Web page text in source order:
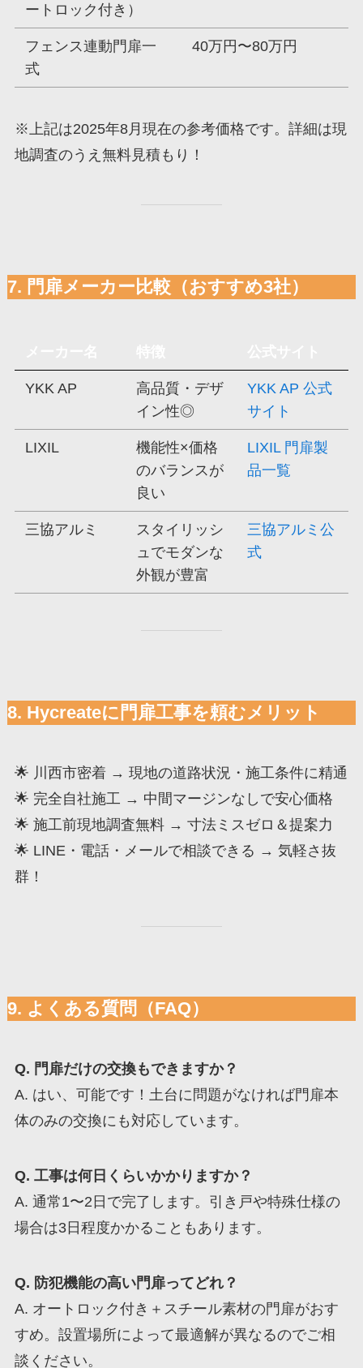
ートロック付き）
フェンス連動門扉一
式
40万円〜80万円
※上記は2025年8月現在の参考価格です。詳細は現
地調査のうえ無料見積もり！
7. 門扉メーカー比較（おすすめ3社）
YKK AP
高品質・デザ
イン性◎
YKK AP 公式
サイト
LIXIL
機能性×価格
のバランスが
良い
LIXIL 門扉製
品一覧
三協アルミ
スタイリッシ
ュでモダンな
外観が豊富
三協アルミ公
式
8. Hycreateに門扉工事を頼むメリット
🌟 川西市密着 → 現地の道路状況・施工条件に精通
🌟 完全自社施工 → 中間マージンなしで安心価格
🌟 施工前現地調査無料 → 寸法ミスゼロ＆提案力
🌟 LINE・電話・メールで相談できる → 気軽さ抜
群！
9. よくある質問（FAQ）
Q. 門扉だけの交換もできますか？
A. はい、可能です！土台に問題がなければ門扉本
体のみの交換にも対応しています。
Q. 工事は何日くらいかかりますか？
A. 通常1〜2日で完了します。引き戸や特殊仕様の
場合は3日程度かかることもあります。
Q. 防犯機能の高い門扉ってどれ？
A. オートロック付き＋スチール素材の門扉がおす
すめ。設置場所によって最適解が異なるのでご相
談ください。